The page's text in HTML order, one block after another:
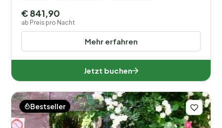
Mehr erfahren
€ 841,90
ab Preis pro Nacht
Jetzt buchen
Bestseller